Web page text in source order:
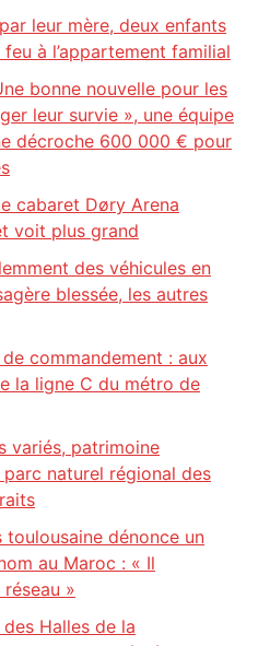
leur mère, deux enfants
à l’appartement familial
bonne nouvelle pour les
leur survie », une équipe
décroche 600 000 € pour
cabaret Døry Arena
voit plus grand
des véhicules en
blessée, les autres
commandement : aux
la ligne C du métro de
variés, patrimoine
naturel régional des
dénonce un
au Maroc : « Il
»
Halles de la